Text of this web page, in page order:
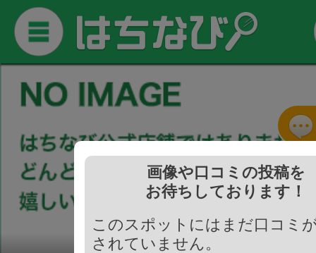
画像や口コミの投稿を
お待ちしております！
このスポットにはまだ口コミ
されていません。